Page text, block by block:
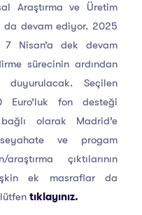
Araştırma ve Üretim
da devam ediyor. 2025
7 Nisan’a dek devam
sürecinin ardından
duyurulacak. Seçilen
fon desteği
olarak Madrid’e
ve progam
çıktılarının
ek masraflar da
tıklayınız.